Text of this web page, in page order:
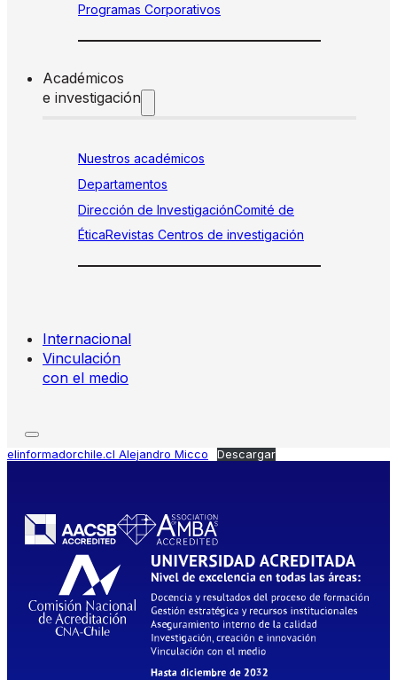
Programas Corporativos
Académicos
e investigación
Nuestros académicos
Departamentos
Dirección de InvestigaciónComité de
ÉticaRevistas Centros de investigación
Internacional
Vinculación
con el medio
elinformadorchile.cl Alejandro Micco Descargar